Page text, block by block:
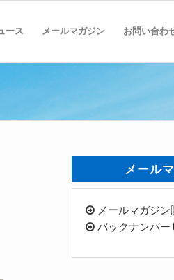
ース メールマガジン お問い合わ
メール
メールマガジン
バックナンバー